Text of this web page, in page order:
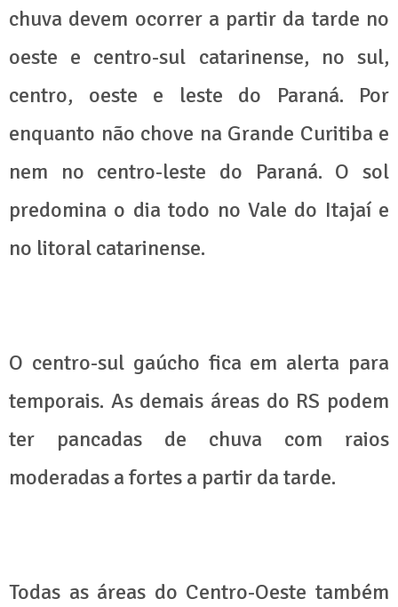
chuva devem ocorrer a partir da tarde no
oeste e centro-sul catarinense, no sul,
centro, oeste e leste do Paraná. Por
enquanto não chove na Grande Curitiba e
nem no centro-leste do Paraná. O sol
predomina o dia todo no Vale do Itajaí e
no litoral catarinense.
O centro-sul gaúcho fica em alerta para
temporais. As demais áreas do RS podem
ter pancadas de chuva com raios
moderadas a fortes a partir da tarde.
Todas as áreas do Centro-Oeste também